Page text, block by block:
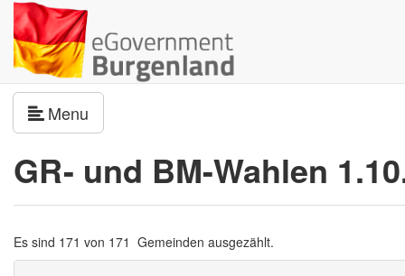
Menu
GR- und BM-Wahlen
Es sind 171 von 171 Gemeinden ausgezählt.